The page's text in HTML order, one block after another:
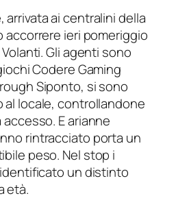
arrivata ai centralini della
accorrere ieri pomeriggio
Gli agenti sono
Codere Gaming
Siponto, si sono
locale, controllandone
E arianne
rintracciato porta un
peso. Nel stop i
un distinto
età.